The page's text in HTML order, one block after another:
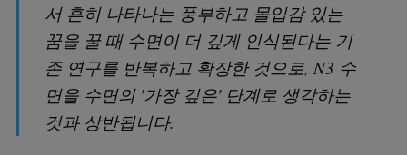
서 흔히 나타나는 풍부하고 몰입감 있는
꿈을 꿀 때 수면이 더 깊게 인식된다는 기
존 연구를 반복하고 확장한 것으로, N3 수
면을 수면의 '가장 깊은' 단계로 생각하는
것과 상반됩니다.